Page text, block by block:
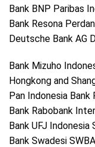
Bank BNP Paribas
Bank Resona
Deutsche Bank AG
Bank Mizuho
Hongkong and
Pan Indonesia Bank
Bank Rabobank
Bank UFJ Indonesia
Bank Swadesi